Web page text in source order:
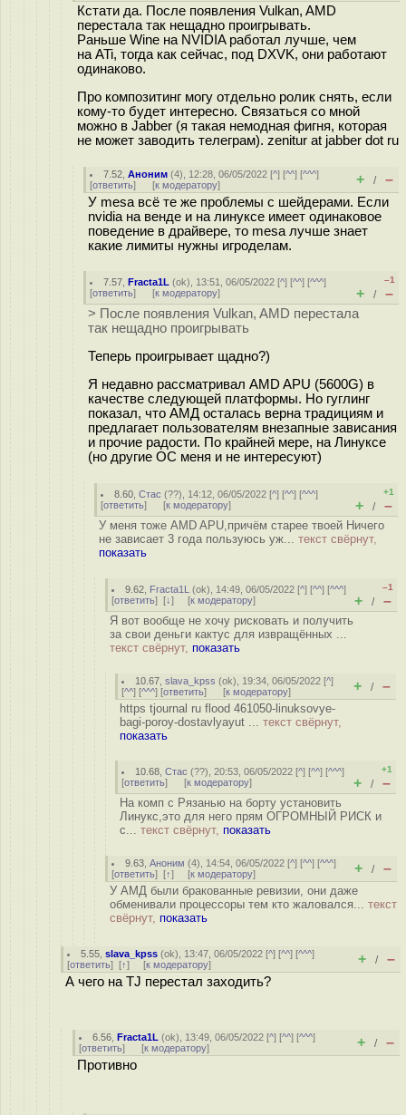
Кстати да. После появления Vulkan, AMD
перестала так нещадно проигрывать.
Раньше Wine на NVIDIA работал лучше, чем
на ATi, тогда как сейчас, под DXVK, они работают
одинаково.
Про композитинг могу отдельно ролик снять, если
кому-то будет интересно. Связаться со мной
можно в Jabber (я такая немодная фигня, которая
не может заводить телеграм). zenitur at jabber dot ru
7.52 ,Аноним (4), 12:28, 06/05/2022 [^] [^^] [^^^]
[ответить] [к модератору] + / –
У mesa всё те же проблемы с шейдерами. Если
nvidia на венде и на линуксе имеет одинаковое
поведение в драйвере, то mesa лучше знает
какие лимиты нужны игроделам.
7.57 ,Fracta1L (ok), 13:51, 06/05/2022 [^] [^^] [^^^]
[ответить] [к модератору]
–1
+ / –
> После появления Vulkan, AMD перестала
так нещадно проигрывать
Теперь проигрывает щадно?)
Я недавно рассматривал AMD APU (5600G) в
качестве следующей платформы. Но гуглинг
показал, что АМД осталась верна традициям и
предлагает пользователям внезапные зависания
и прочие радости. По крайней мере, на Линуксе
(но другие ОС меня и не интересуют)
8.60 ,Стас (??), 14:12, 06/05/2022 [^] [^^] [^^^]
[ответить] [к модератору]
+1
+ / –
У меня тоже AMD APU,причём старее твоей Ничего
не зависает 3 года пользуюсь уж... текст свёрнут,
показать
9.62 Fracta1L (ok), 14:49, 06/05/2022 [^] [^^] [^^^]
[ответить] [↓] [к модератору]
–1
+ / –
Я вот вообще не хочу рисковать и получить
за свои деньги кактус для извращённых ...
текст свёрнут, показать
10.67 ,slava_kpss (ok), 19:34, 06/05/2022 [^]
[^^] [^^^] [ответить] [к модератору] + / –
https tjournal ru flood 461050-linuksovye-
bagi-poroy-dostavlyayut ... текст свёрнут,
показать
10.68 ,Стас (??), 20:53, 06/05/2022 [^] [^^] [^^^]
[ответить] [к модератору]
+1
+ / –
На комп с Рязанью на борту установить
Линукс,это для него прям ОГРОМНЫЙ РИСК и
с... текст свёрнут, показать
9.63 ,Аноним (4), 14:54, 06/05/2022 [^] [^^] [^^^]
[ответить] [↑] [к модератору] + / –
У АМД были бракованные ревизии, они даже
обменивали процессоры тем кто жаловался... текст
свёрнут, показать
5.55 ,slava_kpss (ok), 13:47, 06/05/2022 [^] [^^] [^^^]
[ответить] [↑] [к модератору] + / –
А чего на TJ перестал заходить?
6.56 ,Fracta1L (ok), 13:49, 06/05/2022 [^] [^^] [^^^]
[ответить] [к модератору] + / –
Противно